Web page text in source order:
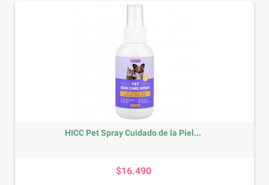
HICC Pet Spray Cuidado de la Piel...
$16.490